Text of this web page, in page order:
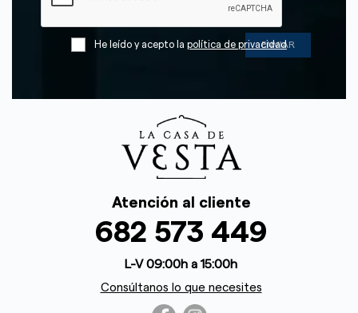
He leído y acepto la política de privacidad
Atención al cliente
682 573 449
L-V 09:00h a 15:00h
Consúltanos lo que necesites